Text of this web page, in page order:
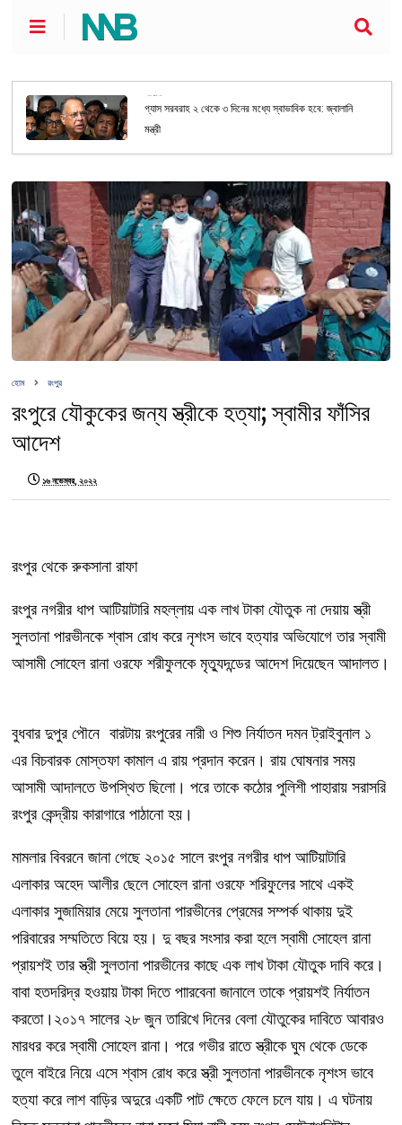
গ্যাস সরবরাহ ২ থেকে ৩ দিনের মধ্যে স্বাভাবিক হবে: জ্বালানি
মন্ত্রী
হোম রংপুর
রংপুরে যৌকুকের জন্য স্ত্রীকে হত্যা; স্বামীর ফাঁসির
আদেশ
১৬ নভেম্বর, ২০২২
রংপুর থেকে রুকসানা রাফা
রংপুর নগরীর ধাপ আটিয়াটারি মহল্লায় এক লাখ টাকা যৌতুক না দেয়ায় স্ত্রী
সুলতানা পারভীনকে শ্বাস রোধ করে নৃশংস ভাবে হত্যার অভিযোগে তার স্বামী
আসামী সোহেল রানা ওরফে শরীফুলকে মৃত্যুদন্ডের আদেশ দিয়েছেন আদালত।
বুধবার দুপুর পৌনে বারটায় রংপুরের নারী ও শিশু নির্যাতন দমন ট্রাইবুনাল ১
এর বিচবারক মোস্তফা কামাল এ রায় প্রদান করেন। রায় ঘোষনার সময়
আসামী আদালতে উপস্থিত ছিলো। পরে তাকে কঠোর পুলিশী পাহারায় সরাসরি
রংপুর কেন্দ্রীয় কারাগারে পাঠানো হয়।
মামলার বিবরনে জানা গেছে ২০১৫ সালে রংপুর নগরীর ধাপ আটিয়াটারি
এলাকার অহেদ আলীর ছেলে সোহেল রানা ওরফে শরিফুলের সাথে একই
এলাকার সুজামিয়ার মেয়ে সুলতানা পারভীনের প্রেমের সম্পর্ক থাকায় দুই
পরিবারের সম্মতিতে বিয়ে হয়। দু বছর সংসার করা হলে স্বামী সোহেল রানা
প্রায়শই তার স্ত্রী সুলতানা পারভীনের কাছে এক লাখ টাকা যৌতুক দাবি করে।
বাবা হতদরিদ্র হওয়ায় টাকা দিতে পাারবেনা জানালে তাকে প্রায়শই নির্যাতন
করতো।২০১৭ সালের ২৮ জুন তারিখে দিনের বেলা যৌতুকের দাবিতে আবারও
মারধর করে স্বামী সোহেল রানা। পরে গভীর রাতে স্ত্রীকে ঘুম থেকে ডেকে
তুলে বাইরে নিয়ে এসে শ্বাস রোধ করে স্ত্রী সুলতানা পারভীনকে নৃশংস ভাবে
হত্যা করে লাশ বাড়ির অদুরে একটি পাট ক্ষেতে ফেলে চলে যায়। এ ঘটনায়